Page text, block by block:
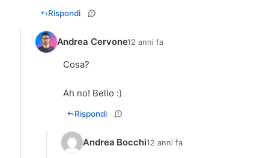
Rispondi
Andrea Cervone12 anni fa
Cosa?
Ah no! Bello :)
Rispondi
Andrea Bocchi12 anni fa